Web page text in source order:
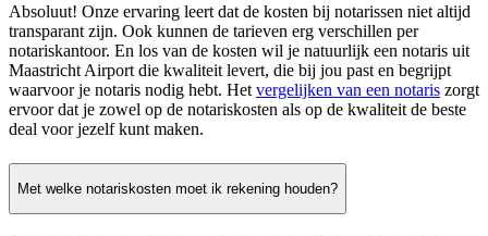
Absoluut! Onze ervaring leert dat de kosten bij notarissen niet altijd
transparant zijn. Ook kunnen de tarieven erg verschillen per
notariskantoor. En los van de kosten wil je natuurlijk een notaris uit
Maastricht Airport die kwaliteit levert, die bij jou past en begrijpt
waarvoor je notaris nodig hebt. Hetvergelijken van een notaris zorgt
ervoor dat je zowel op de notariskosten als op de kwaliteit de beste
deal voor jezelf kunt maken.
Met welke notariskosten moet ik rekening houden?